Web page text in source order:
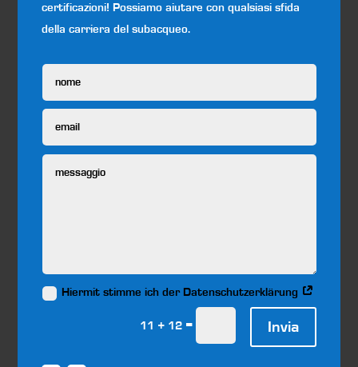
certificazioni! Possiamo aiutare con qualsiasi sfida
della carriera del subacqueo.
Hiermit stimme ich der Datenschutzerklärung
11 + 12= Invia